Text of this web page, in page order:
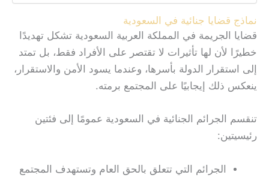
نماذج قضايا جنائية في السعودية
قضايا الجريمة في المملكة العربية السعودية تشكل تهديدًا
خطيرًا لأن لها تأثيرات لا تقتصر على الأفراد فقط، بل تمتد
إلى استقرار الدولة بأسرها، وعندما يسود الأمن والاستقرار،
ينعكس ذلك إيجابيًا على المجتمع برمته.
تنقسم الجرائم الجنائية في السعودية عمومًا إلى فئتين
رئيسيتين:
الجرائم التي تتعلق بالحق العام وتستهدف المجتمع